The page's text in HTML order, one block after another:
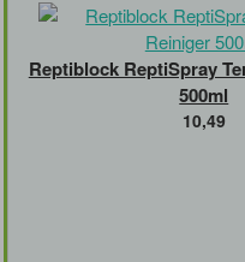
Reptiblock ReptiSpray
500ml
10,49